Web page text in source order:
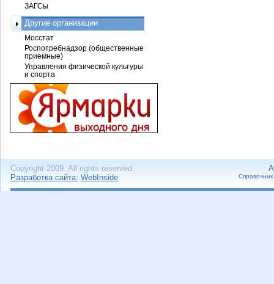
ЗАГСы
Другие организации
Мосстат
Роспотребнадзор (общественные
приемные)
Управления физической культуры
и спорта
Copyright 2009. All rights reserved.
Разработка сайта: WebInside